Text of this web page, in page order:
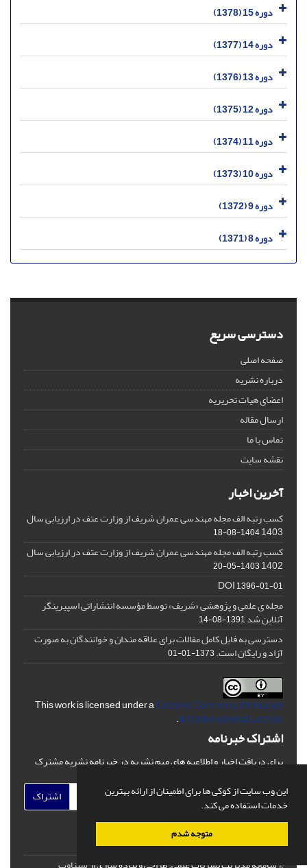
این وب سایت از کوکی ها برای اطمینان از ارائه بهترین
خدمات استفاده می کند.
متوجه شدم
دوره 15 (1378)
دوره 14 (1377)
دوره 13 (1376)
دوره 12 (1375)
دوره 11 (1374)
دوره 10 (1373)
دوره 9 (1372)
دوره 8 (1371)
دسترسی سریع
صفحه اصلی
درباره نشریه
اعضای هیات تحریریه
ارسال مقاله
تماس با ما
نقشه سایت
آخرین اخبار
کسب رتبه الف مجله مهندسی عمران شریف از وزارت عتف در ارزیابی سال
1403
1404-08-18
کسب رتبه الف مجله مهندسی عمران شریف از وزارت عتف در ارزیابی سال
1402
1403-05-20
DOI1396-01-01
مجله ی علمی و پژوهشی «شریف» توسط مؤسسه انتشاراتی اسپیرینگر
آنلاین شد1391-08-14
دسترسی به فایل کامل مقالات برای علاقه مندان و خوانندگان به صورت
آزاد و رایگان است.1373-01-01
This work is licensed under aCreative Commons Attribution
4.0 International License
.
اشتراک خبرنامه
برای دریافت اخبار و اطلاعیه های مهم نشریه در خبرنامه نشریه مشترک
اشتراک